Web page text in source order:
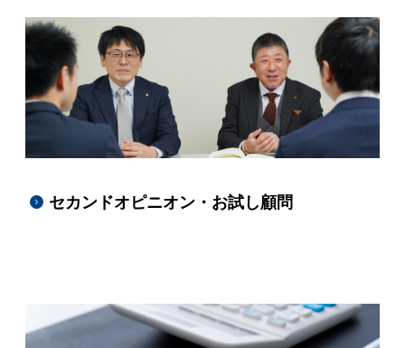
セカンドオピニオン・ お試し顧問